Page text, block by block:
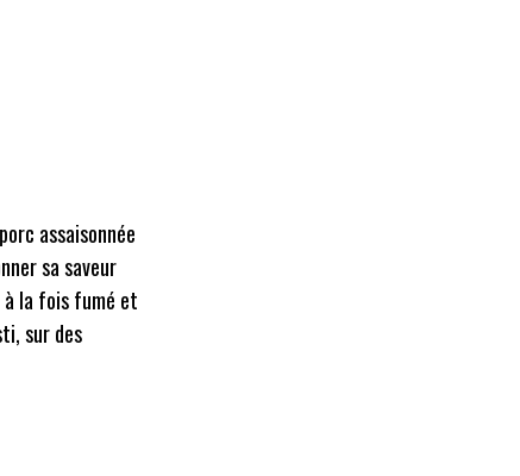
assaisonnée
sa saveur
la fois fumé et
sur des